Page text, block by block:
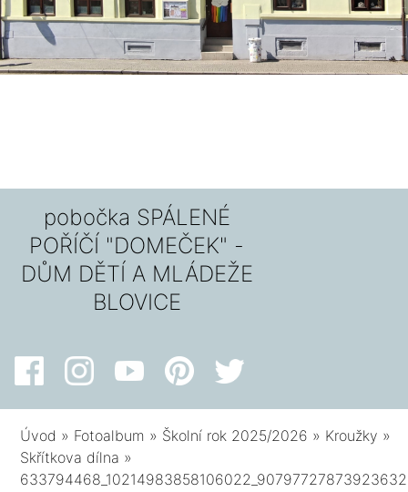
pobočka SPÁLENÉ
POŘÍČÍ "DOMEČEK" -
DŮM DĚTÍ A MLÁDEŽE
BLOVICE
Úvod » Fotoalbum » Školní rok 2025/2026 » Kroužky »
Skřítkova dílna »